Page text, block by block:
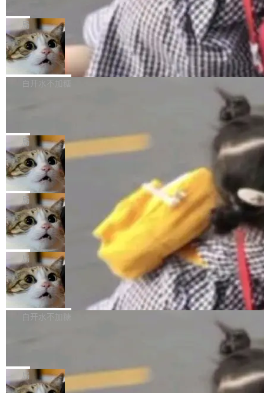
iel Gross 来自 Weil 律所，2 月 23 日下午 5:53
给 OpenAI 总法律顾问 Che Chang 发了封邮
件，附了一封长信，要求 OpenAI 配合调查前苹
果员工带走机密信...
C版的产品，搭载“人机双写”重磅功能——你写
你的，AI写AI的，同屏协作互不干扰。一句话让
AI帮你干活，现在开启全新体验！ 温馨提示：
体验WorkBuddy鸿蒙PC版前，请将 HUAWEI M
atePad Edge 升级至 HarmonyOS 6.1.0.135S
P9 patch03及以上版本。 *升级路径：设置 > 搜
全球知名开源多媒体框架 FFmpeg 今天正式发
布了 9.0 版本。这个版本除了带来新一代音视频
处理能力和硬件加速支持之外，还有一个特殊之
处：FFmpeg 9.0 的代号是“Lei”。 这个名字，
来自中国开发者雷霄骅（Lei Xiaohua）。 对于
很多中国音视频开发者而言，这个名字并不陌
“启蒙老师”。 而今年，恰好是雷霄骅离世十周
年。FFmpeg 社区最终选择用一个大版本的名
字，留下了这份纪念。 雷霄骅曾是中国传媒大学
数字电视技术方向的博士生，长期从事视频、音
频技...
局
亚马逊成本失控：AI 写代码烧掉 1215
万元，超预算 860%
外媒近日曝光了亚马逊的多份内部报告显示，AI
导致公司在多个项目上超支。《金融时报》报道
编写程序，目标是完成电商平台作者信息与商品
列表的数据匹配 —— 一项常规的数据处理任
务，最终却产生了 180 万美元的账单，实际支出
超出原定预算 860%。 更令人意外的是，该项目
最终并未成功落地，而高额算力消耗持续运行长
达 5 个月，公司直到财务对账时才察觉异常。这
意味着一个无人看管的 AI 程序，在近半年时间
里日夜不停地"烧钱"。 复盘显示，...
白开水不加糖
e CEO Clément Delangue 在 CNBC 的采访里
没有拐弯抹角。他说中国正在赢得 AI 竞赛，而
且按目前的速度，中国 AI 工具预计在今年底或
2027 年就能追上美国前沿实验室的水平。 Dela
ngue 把原因归结为一件事：开放协作。中国的
AI 开发者在一个共享和协作的生态里加速迭代，
而美国模型厂商在"闭门造车"。他的原话是 "buil
ding in silos"——各自为战，互不通气。 这个判
断从他嘴里说出来分量不同。Hugging Face 是
全球最大的开源 AI 平台，上面跑着上百万个模
型。谁在开源赛道上领先，...
局
当 AI agent 把源码变成了最好的扩展系
统，开发者工具必须开源
五年前，David Crawshaw 问过很多软件工程师
一个问题：你写过什么给自己用的程序？答案几
乎都是没有。工程师们整天用别人写的程序写程
序给别人用。偶尔有人自己写个博客系统、智能
家居控制、家庭实验室，都算稀奇事。 Crawsh
aw 是 Shelley 的作者，一个开源 AI coding age
nt。他最近在博客上写了一篇文章，核心论点很
简单：开发者工具必须开源。 理由不是传统的自
由软件情怀，而是一个跟 AI agent 直接相关的
技术判断。 两行 prompt 就能个性化任何软件 C
局
DeepSeek Harness 宣布内测邀请，全
网最大规模开源 Agent 路演现场诞生
一条内测招募帖，发出去的时候大概没人想到它
会变成一场开源 Agent 生态的路演。 8月1日，
DeepSeek Harness 团队负责人崔添翼（tiany
i）在 X 上发帖： 「如果你是 Agent Harness 相
关开源项目的开发者，希望参加 DeepSeek Har
ness 的内测，可以回复或私信联系我。请附上
Harness 负责把能力落到真实环境中——调用工
具、读写文件、管理上下文、处理错误、完成闭
局
商汤 SenseNova U1.5-Lite-Preview
开源
商汤科技宣布面向社区开源轻量级统一多模态模
型的预览版本 SenseNova U1.5-Lite-Preview。
理解、推理、生成与编辑，还仅以 8B-MoT 的轻
量大小，将能力推进到4K、更精细的真实质感、
白开水不加糖
nap。这次是 hwctl——一个用来检查 Ubuntu
硬件认证状态的命令行工具。 Canonical 工程师
局